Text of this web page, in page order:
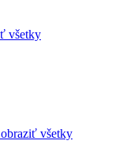
všetky
všetky